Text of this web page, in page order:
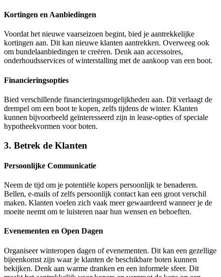
Kortingen en Aanbiedingen
Voordat het nieuwe vaarseizoen begint, bied je aantrekkelijke
kortingen aan. Dit kan nieuwe klanten aantrekken. Overweeg ook
om bundelaanbiedingen te creëren. Denk aan accessoires,
onderhoudsservices of winterstalling met de aankoop van een boot.
Financieringsopties
Bied verschillende financieringsmogelijkheden aan. Dit verlaagt de
drempel om een boot te kopen, zelfs tijdens de winter. Klanten
kunnen bijvoorbeeld geïnteresseerd zijn in lease-opties of speciale
hypotheekvormen voor boten.
3. Betrek de Klanten
Persoonlijke Communicatie
Neem de tijd om je potentiële kopers persoonlijk te benaderen.
Bellen, e-mails of zelfs persoonlijk contact kan een groot verschil
maken. Klanten voelen zich vaak meer gewaardeerd wanneer je de
moeite neemt om te luisteren naar hun wensen en behoeften.
Evenementen en Open Dagen
Organiseer winteropen dagen of evenementen. Dit kan een gezellige
bijeenkomst zijn waar je klanten de beschikbare boten kunnen
bekijken. Denk aan warme dranken en een informele sfeer. Dit